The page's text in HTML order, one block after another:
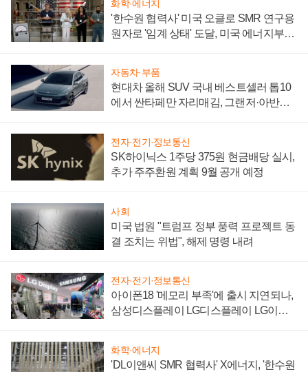
화학·에너지
'한수원 협력사' 미국 오클로 SMR 연구용
원자로 '임계 상태' 도달, 미국 에너지부
자동차·부품
현대차 올해 SUV 국내 베스트셀러 톱10
에서 싼타페만 자리매김, 그랜저·아반떼
전자·전기·정보통신
SK하이닉스 1주당 375원 현금배당 실시,
추가 주주환원 계획 9월 공개 예정
사회
미국 법원 "트럼프 정부 풍력 프로젝트 동
결 조치는 위법", 해제 명령 내려
전자·전기·정보통신
아이폰18 '메모리 부족'에 출시 지연되나,
삼성디스플레이 LG디스플레이 LG이노
화학·에너지
'DL이앤씨 SMR 협력사' X에너지, '한수원